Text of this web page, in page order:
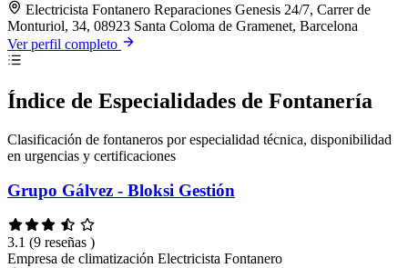
Electricista Fontanero Reparaciones Genesis 24/7, Carrer de
Monturiol, 34, 08923 Santa Coloma de Gramenet, Barcelona
Ver perfil completo
Índice de Especialidades de Fontanería
Clasificación de fontaneros por especialidad técnica, disponibilidad
en urgencias y certificaciones
Grupo Gálvez - Bloksi Gestión
3.1 (9 reseñas )
Empresa de climatización Electricista Fontanero